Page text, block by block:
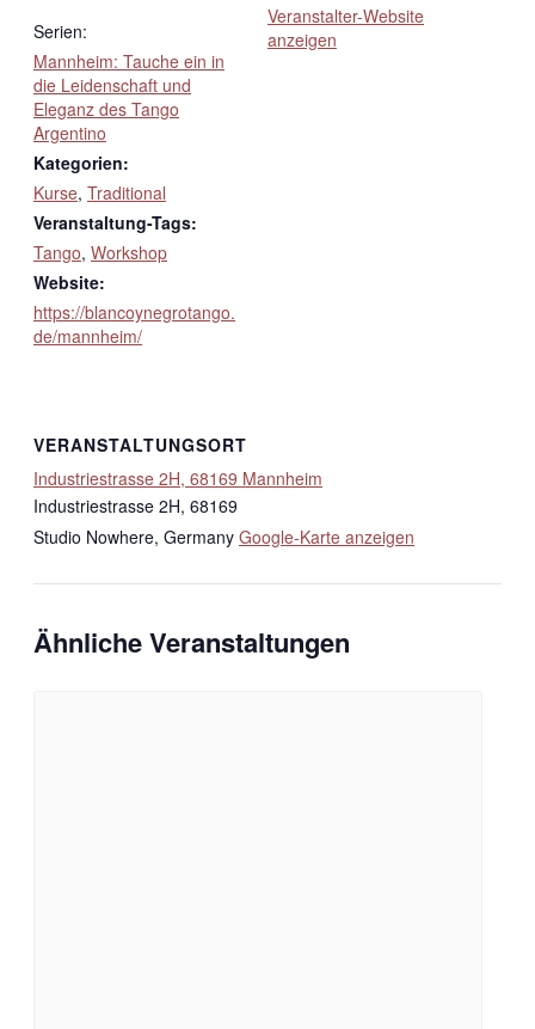
Serien:
Mannheim: Tauche ein in
die Leidenschaft und
Eleganz des Tango
Argentino
Kategorien:
Kurse, Traditional
Veranstaltung-Tags:
Tango, Workshop
Website:
https://blancoynegrotango.
de/mannheim/
Veranstalter-Website
anzeigen
VERANSTALTUNGSORT
Industriestrasse 2H, 68169 Mannheim
Industriestrasse 2H, 68169
Studio Nowhere, Germany Google-Karte anzeigen
Ähnliche Veranstaltungen